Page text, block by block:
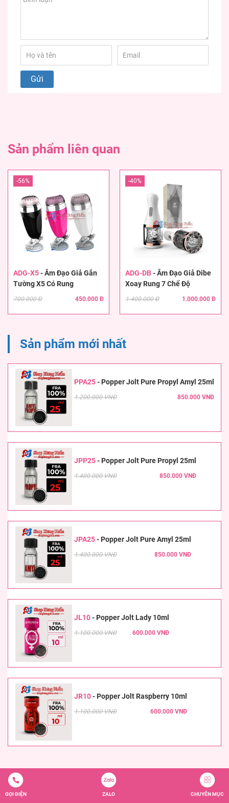
Sản phẩm liên quan
ADG-X5-Âm Đạo Giả Gắn
Tường X5 Có Rung
700.000 Đ 450.000 Đ
-56%
ADG-DB-Âm Đạo Giả Dibe
Xoay Rung 7 Chế Độ
1.400.000 Đ 1.000.000 Đ
-40%
Sản phẩm mới nhất
PPA25- Popper Jolt Pure Propyl Amyl 25ml
1.200.000 VNĐ 850.000 VNĐ
JPP25- Popper Jolt Pure Propyl 25ml
1.400.000 VNĐ 850.000 VNĐ
JPA25- Popper Jolt Pure Amyl 25ml
1.400.000 VNĐ 850.000 VNĐ
JL10- Popper Jolt Lady 10ml
1.100.000 VNĐ 600.000 VNĐ
JR10- Popper Jolt Raspberry 10ml
1.100.000 VNĐ 600.000 VNĐ
GỌI ĐIỆN ZALO CHUYÊN MỤC